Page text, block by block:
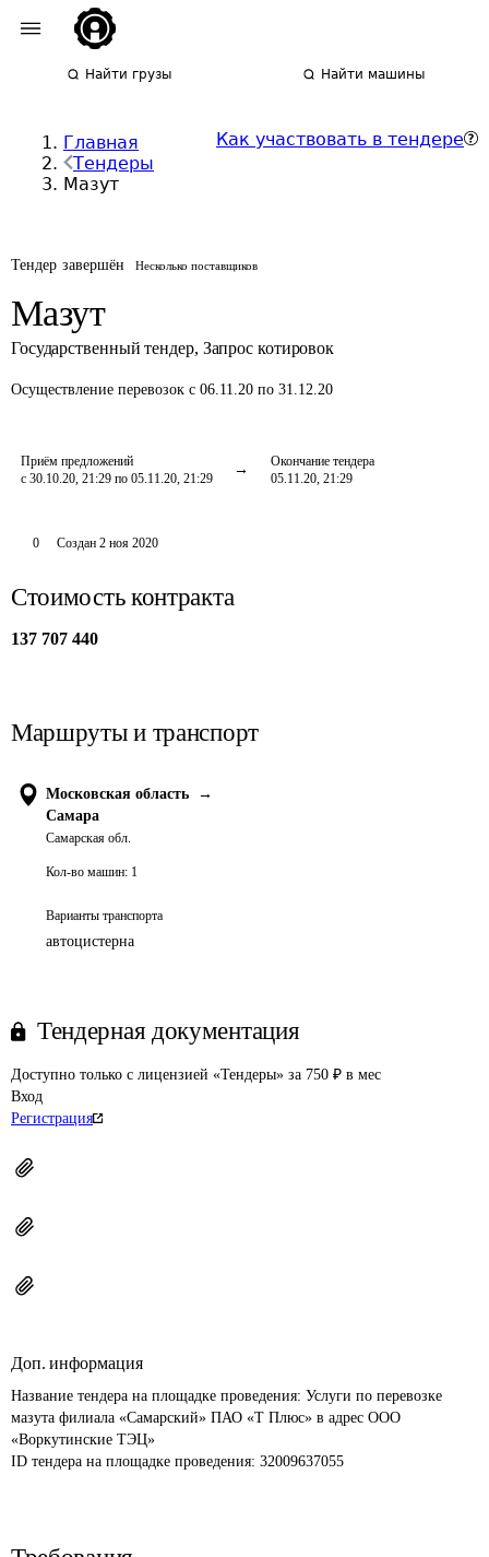
Найти грузы Найти машины
Главная
Тендеры
Мазут
Как участвовать в тендере
Тендер завершён Несколько поставщиков
Мазут
Государственный тендер, Запрос котировок
Осуществление перевозок с 06.11.20 по 31.12.20
Приём предложений
с 30.10.20, 21:29 по 05.11.20, 21:29
Окончание тендера
05.11.20, 21:29
0 Создан 2 ноя 2020
Стоимость контракта
137 707 440
Маршруты и транспорт
Московская область
→
Самара
Самарская обл.
Кол-во машин: 1
Варианты транспорта
автоцистерна
Тендерная документация
Доступно только с лицензией «Тендеры» за 750 ₽ в мес
Вход
Регистрация
Доп. информация
Название тендера на площадке проведения: Услуги по перевозке
мазута филиала «Самарский» ПАО «Т Плюс» в адрес ООО
«Воркутинские ТЭЦ»
ID тендера на площадке проведения: 32009637055